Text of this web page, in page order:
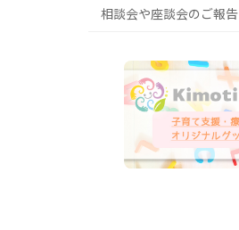
相談会や座談会のご報告